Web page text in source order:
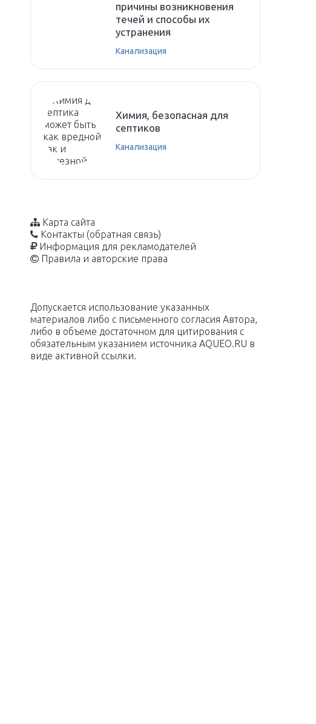
причины возникновения
течей и способы их
устранения
Канализация
Химия, безопасная для
септиков
Канализация
Карта сайта
Контакты (обратная связь)
Информация для рекламодателей
Правила и авторские права
Допускается использование указанных
материалов либо с письменного согласия Автора,
либо в объеме достаточном для цитирования с
обязательным указанием источника AQUEO.RU в
виде активной ссылки.